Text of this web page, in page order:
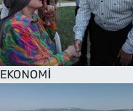
EKONOMİ
SAĞLIK
TV REHBERİ